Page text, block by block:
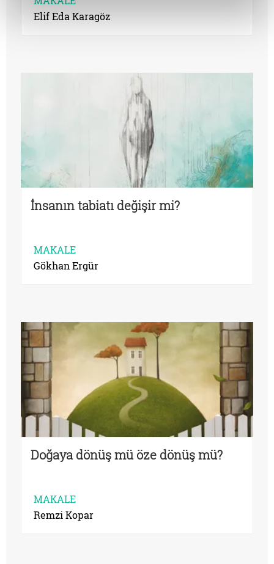
Elif Eda Karagöz
İnsanın tabiatı değişir mi?
MAKALE
Gökhan Ergür
Doğaya dönüş mü öze dönüş mü?
MAKALE
Remzi Kopar